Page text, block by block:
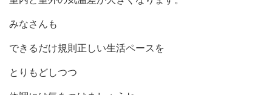
みなさんも
できるだけ規則正しい生活ペースを
とりもどしつつ